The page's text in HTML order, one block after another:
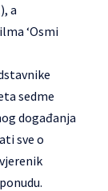
a
‘Osmi
sedme
događanja
sve o